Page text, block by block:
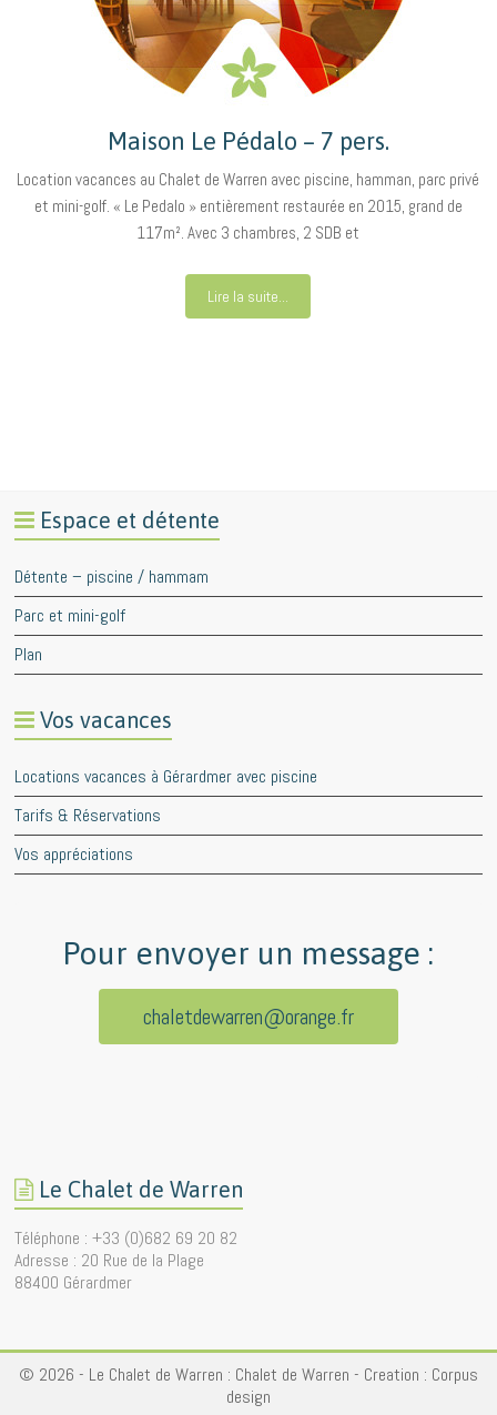
Maison Le Pédalo – 7 pers.
Location vacances au Chalet de Warren avec piscine, hamman, parc privé
et mini-golf. « Le Pedalo » entièrement restaurée en 2015, grand de
117m². Avec 3 chambres, 2 SDB et
Lire la suite...
Espace et détente
Détente – piscine / hammam
Parc et mini-golf
Plan
Vos vacances
Locations vacances à Gérardmer avec piscine
Tarifs & Réservations
Vos appréciations
Pour envoyer un message :
chaletdewarren@orange.fr
Le Chalet de Warren
Téléphone : +33 (0)682 69 20 82
Adresse : 20 Rue de la Plage
88400 Gérardmer
© 2026 - Le Chalet de Warren : Chalet de Warren - Creation : Corpus
design